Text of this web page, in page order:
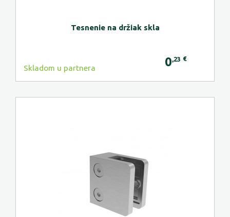
Tesnenie na držiak skla
Skladom u partnera 0 ,23 €